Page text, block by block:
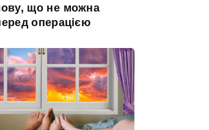
що не можна
операцією